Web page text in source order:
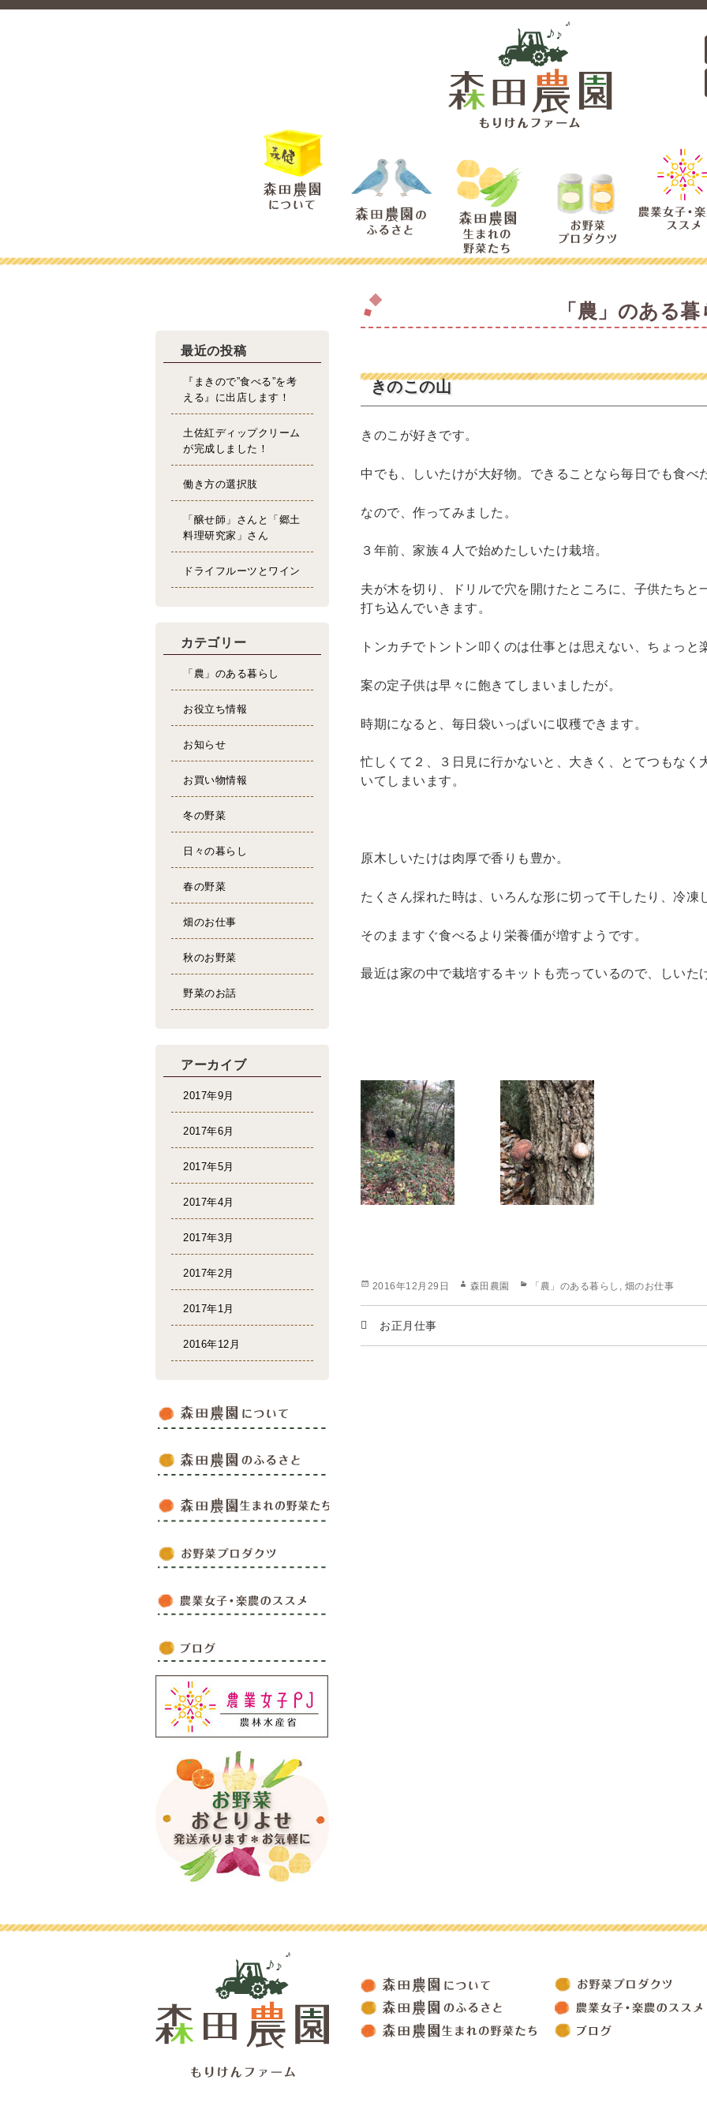
「農」のある暮
きのこの山
きのこが好きです。
中でも、しいたけが大好物。できることなら毎日でも食べ
なので、作ってみました。
３年前、家族４人で始めたしいたけ栽培。
夫が木を切り、ドリルで穴を開けたところに、子供たちと
打ち込んでいきます。
トンカチでトントン叩くのは仕事とは思えない、ちょっと
案の定子供は早々に飽きてしまいましたが。
時期になると、毎日袋いっぱいに収穫できます。
忙しくて２、３日見に行かないと、大きく、とてつもなく
いてしまいます。
原木しいたけは肉厚で香りも豊か。
たくさん採れた時は、いろんな形に切って干したり、冷凍
そのまますぐ食べるより栄養価が増すようです。
最近は家の中で栽培するキットも売っているので、しいた
投
2016年12月29日
作
森田農園
カ「農」のある暮らし , 畑のお仕事
お正月仕事
最近の投稿
『まきので”食べる”を考
える』に出店します！
土佐紅ディップクリーム
が完成しました！
働き方の選択肢
「醸せ師」さんと「郷土
料理研究家」さん
ドライフルーツとワイン
カテゴリー
「農」のある暮らし
お役立ち情報
お知らせ
お買い物情報
冬の野菜
日々の暮らし
春の野菜
畑のお仕事
秋のお野菜
野菜のお話
アーカイブ
2017年9月
2017年6月
2017年5月
2017年4月
2017年3月
2017年2月
2017年1月
2016年12月